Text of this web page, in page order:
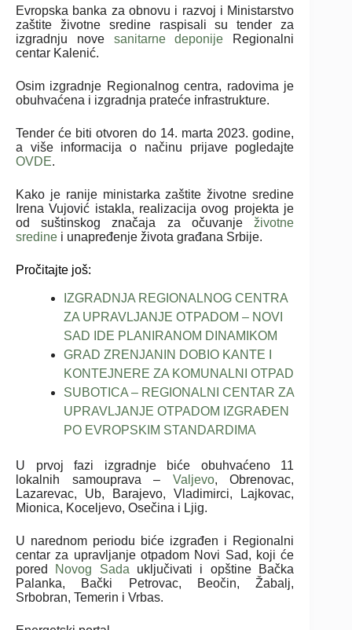
Evropska banka za obnovu i razvoj i Ministarstvo
zaštite životne sredine raspisali su tender za
izgradnju nove sanitarne deponije Regionalni
centar Kalenić.
Osim izgradnje Regionalnog centra, radovima je
obuhvaćena i izgradnja prateće infrastrukture.
Tender će biti otvoren do 14. marta 2023. godine,
a više informacija o načinu prijave pogledajte
OVDE.
Kako je ranije ministarka zaštite životne sredine
Irena Vujović istakla, realizacija ovog projekta je
od suštinskog značaja za očuvanje životne
sredine i unapređenje života građana Srbije.
Pročitajte još:
IZGRADNJA REGIONALNOG CENTRA
ZA UPRAVLJANJE OTPADOM – NOVI
SAD IDE PLANIRANOM DINAMIKOM
GRAD ZRENJANIN DOBIO KANTE I
KONTEJNERE ZA KOMUNALNI OTPAD
SUBOTICA – REGIONALNI CENTAR ZA
UPRAVLJANJE OTPADOM IZGRAĐEN
PO EVROPSKIM STANDARDIMA
U prvoj fazi izgradnje biće obuhvaćeno 11
lokalnih samouprava – Valjevo, Obrenovac,
Lazarevac, Ub, Barajevo, Vladimirci, Lajkovac,
Mionica, Koceljevo, Osečina i Ljig.
U narednom periodu biće izgrađen i Regionalni
centar za upravljanje otpadom Novi Sad, koji će
pored Novog Sada uključivati i opštine Bačka
Palanka, Bački Petrovac, Beočin, Žabalj,
Srbobran, Temerin i Vrbas.